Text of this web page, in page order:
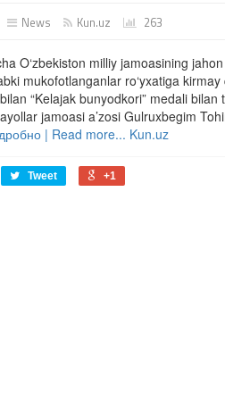
News Kun.uz 263
O‘zbekiston milliy jamoasining
mukofotlanganlar ro‘yxatiga
“Kelajak bunyodkori” medali
jamoasi a’zosi Gulruxbegim
| Read more... Kun.uz
Tweet +1